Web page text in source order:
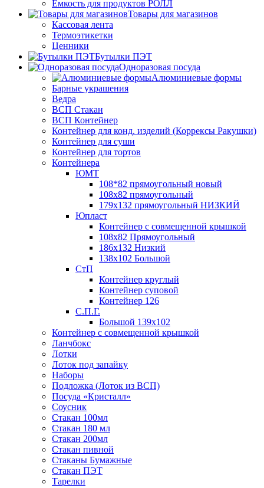
Ёмкость для продуктов РОЛЛ
Товары для магазинов
Кассовая лента
Термоэтикетки
Ценники
Бутылки ПЭТ
Одноразовая посуда
Алюминиевые формы
Барные украшения
Ведра
ВСП Стакан
ВСП Контейнер
Контейнер для конд. изделий (Коррексы Ракушки)
Контейнер для суши
Контейнер для тортов
Контейнера
ЮМТ
108*82 прямоугольный новый
108х82 прямоугольный
179х132 прямоугольный НИЗКИЙ
Юпласт
Контейнер с совмещенной крышкой
108х82 Прямоугольный
186х132 Низкий
138х102 Большой
СтП
Контейнер круглый
Контейнер суповой
Контейнер 126
С.П.Г.
Большой 139х102
Контейнер с совмещенной крышкой
Ланчбокс
Лотки
Лоток под запайку
Наборы
Подложка (Лоток из ВСП)
Посуда «Кристалл»
Соусник
Стакан 100мл
Стакан 180 мл
Стакан 200мл
Стакан пивной
Стаканы Бумажные
Стакан ПЭТ
Тарелки